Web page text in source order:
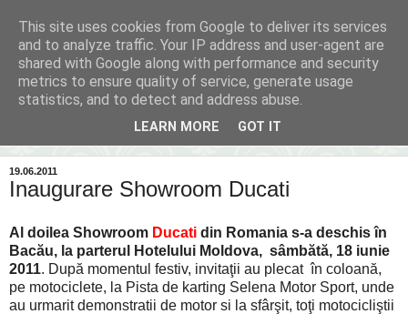
Inima Bacăului
Din inima Bacăului...spre inima ta...
19.06.2011
Inaugurare Showroom Ducati
Al doilea Showroom Ducati din Romania s-a deschis în
Bacău, la parterul Hotelului Moldova, sâmbătă, 18 iunie
2011. După momentul festiv, invitaţii au plecat în coloană,
pe motociclete, la Pista de karting Selena Motor Sport, unde
au urmarit demonstratii de motor si la sfârşit, toţi motocicliştii
This site uses cookies from Google to deliver its services
and to analyze traffic. Your IP address and user-agent are
shared with Google along with performance and security
metrics to ensure quality of service, generate usage
statistics, and to detect and address abuse.
LEARN MORE GOT IT